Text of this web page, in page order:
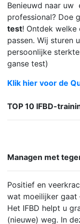
Benieuwd naar uw
professional? Doe
test! Ontdek
passen. Wij sturen
persoonlijke
ganse test)
Klik hier voor de
TOP 10 IFBD-
Managen met
Positief en
wat moeilijker gaat
Het IFBD helpt u
(nieuwe) weg. In